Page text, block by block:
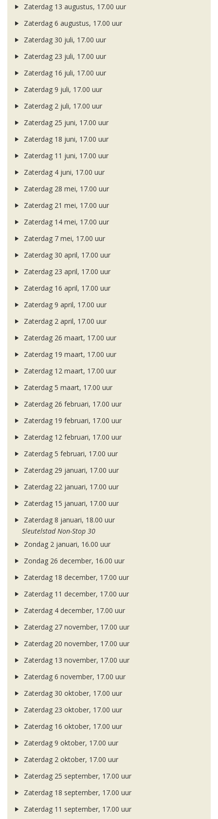
Zaterdag 13 augustus, 17.00 uur
Zaterdag 6 augustus, 17.00 uur
Zaterdag 30 juli, 17.00 uur
Zaterdag 23 juli, 17.00 uur
Zaterdag 16 juli, 17.00 uur
Zaterdag 9 juli, 17.00 uur
Zaterdag 2 juli, 17.00 uur
Zaterdag 25 juni, 17.00 uur
Zaterdag 18 juni, 17.00 uur
Zaterdag 11 juni, 17.00 uur
Zaterdag 4 juni, 17.00 uur
Zaterdag 28 mei, 17.00 uur
Zaterdag 21 mei, 17.00 uur
Zaterdag 14 mei, 17.00 uur
Zaterdag 7 mei, 17.00 uur
Zaterdag 30 april, 17.00 uur
Zaterdag 23 april, 17.00 uur
Zaterdag 16 april, 17.00 uur
Zaterdag 9 april, 17.00 uur
Zaterdag 2 april, 17.00 uur
Zaterdag 26 maart, 17.00 uur
Zaterdag 19 maart, 17.00 uur
Zaterdag 12 maart, 17.00 uur
Zaterdag 5 maart, 17.00 uur
Zaterdag 26 februari, 17.00 uur
Zaterdag 19 februari, 17.00 uur
Zaterdag 12 februari, 17.00 uur
Zaterdag 5 februari, 17.00 uur
Zaterdag 29 januari, 17.00 uur
Zaterdag 22 januari, 17.00 uur
Zaterdag 15 januari, 17.00 uur
Zaterdag 8 januari, 18.00 uur
Sleutelstad Non-Stop 30
Zondag 2 januari, 16.00 uur
Zondag 26 december, 16.00 uur
Zaterdag 18 december, 17.00 uur
Zaterdag 11 december, 17.00 uur
Zaterdag 4 december, 17.00 uur
Zaterdag 27 november, 17.00 uur
Zaterdag 20 november, 17.00 uur
Zaterdag 13 november, 17.00 uur
Zaterdag 6 november, 17.00 uur
Zaterdag 30 oktober, 17.00 uur
Zaterdag 23 oktober, 17.00 uur
Zaterdag 16 oktober, 17.00 uur
Zaterdag 9 oktober, 17.00 uur
Zaterdag 2 oktober, 17.00 uur
Zaterdag 25 september, 17.00 uur
Zaterdag 18 september, 17.00 uur
Zaterdag 11 september, 17.00 uur